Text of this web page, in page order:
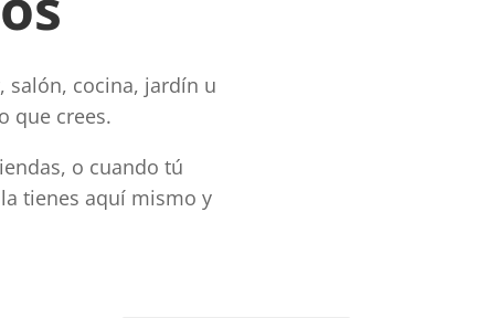
salón, cocina, jardín u
que crees.
o cuando tú
tienes aquí mismo y